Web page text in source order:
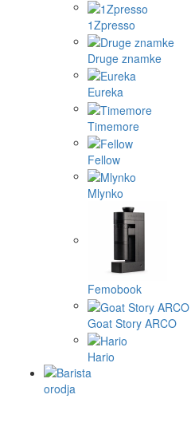
1Zpresso
Druge znamke
Eureka
Timemore
Fellow
Mlynko
Femobook
Goat Story ARCO
Hario